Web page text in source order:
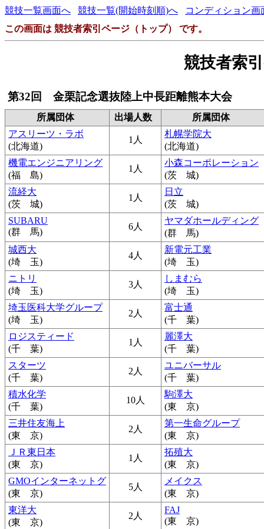
競技一覧画面へ 競技一覧(開始時刻順)へ
コンディション画
この画面は 競技者索引ページ（トップ） です。
競技者索
第32回 金栗記念選抜陸上中長距離熊本大会
所属団体 出場人数
所属団体
アスリーツ・ラボ
(北海道)
1人
札幌学院大
(北海道)
機電エンジニアリング
(福 島)
1人
小森コーポレーション
(茨 城)
流経大
(茨 城)
1人
日立
(茨 城)
SUBARU
(群 馬)
6人
ヤマダホールディング
(群 馬)
城西大
(埼 玉)
4人
新電元工業
(埼 玉)
ニトリ
(埼 玉)
3人
しまむら
(埼 玉)
埼玉医科大学グループ
(埼 玉)
2人
富士通
(千 葉)
ロジスティード
(千 葉)
1人
麗澤大
(千 葉)
スターツ
(千 葉)
2人
ユニバーサル
(千 葉)
積水化学
(千 葉)
10人
駒澤大
(東 京)
三井住友海上
(東 京)
2人
第一生命グループ
(東 京)
ＪＲ東日本
(東 京)
1人
拓殖大
(東 京)
GMOインターネットグ
(東 京)
5人
メイクス
(東 京)
東洋大
(東 京)
2人
FAJ
(東 京)